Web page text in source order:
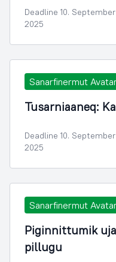
Deadline 10. September
2025
Sanarfinermut
Tusarniaaneq:
Deadline 10. September
2025
Sanarfinermut
Piginnittumik
pillugu